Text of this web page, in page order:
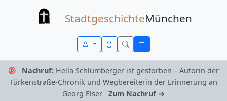
StadtgeschichteMünchen
Nachruf: Hella Schlumberger ist gestorben – Autorin der
Türkenstraße-Chronik und Wegbereiterin der Erinnerung an
Georg Elser
Zum Nachruf →